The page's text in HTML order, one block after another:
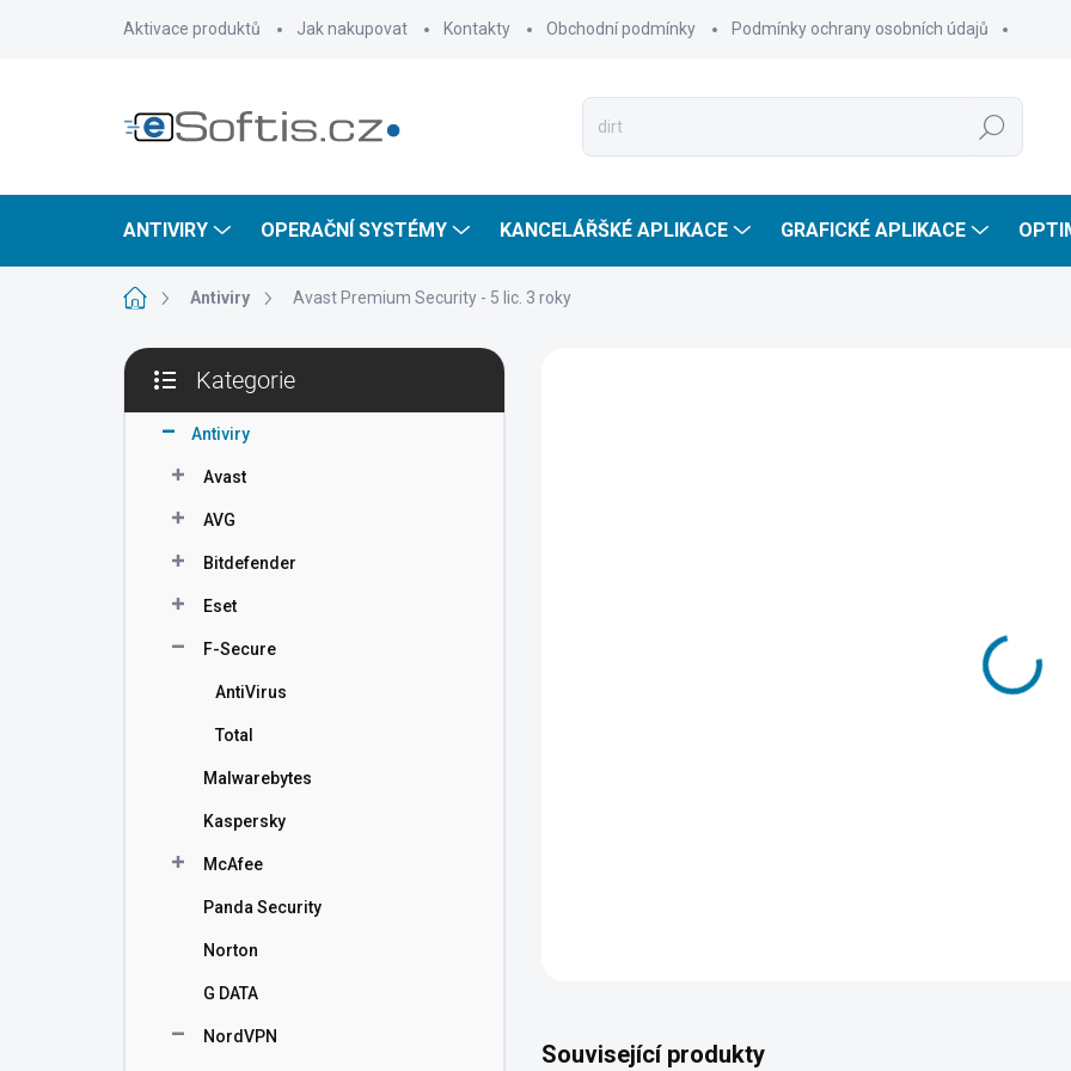
Aktivace produktů Jak nakupovat Kontakty Obchodní podmínky Podmínky ochrany osobních údajů
Hledat
ANTIVIRY OPERAČNÍ SYSTÉMY KANCELÁŘŠKÉ APLIKACE GRAFICKÉ APLIKACE
DomůAntiviry Avast Premium Security - 5 lic. 3 roky
P
s
kategorie
Kategorie
Antiviry
Avast
AVG
Bitdefender
Eset
F-Secure
AntiVirus
Total
Malwarebytes
Kaspersky
McAfee
Panda Security
Norton
G DATA
NordVPN
Související produkty